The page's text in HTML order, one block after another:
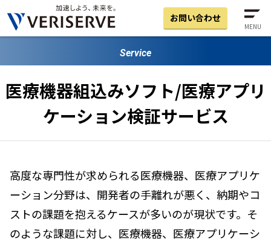
お問い合わせ
MENU
Service
医療機器組込みソフト/医療アプリ
ケーション検証サービス
高度な専門性が求められる医療機器、医療アプリケ
ーション分野は、開発者の手離れが悪く、納期やコ
ストの課題を抱えるケースが多いのが現状です。そ
のような課題に対し、医療機器、医療アプリケーシ